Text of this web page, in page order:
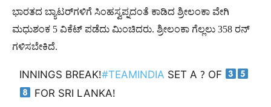
ಭಾರತದ ಬ್ಯಾಟರ್​ಗಳಿಗೆ ಸಿಂಹಸ್ವಪ್ನದಂತೆ ಕಾಡಿದ ಶ್ರೀಲಂಕಾ ವೇಗಿ
ಮಧುಶಂಕ 5 ವಿಕೆಟ್ ಪಡೆದು ಮಿಂಚಿದರು. ಶ್ರೀಲಂಕಾ ಗೆಲ್ಲಲು 358 ರನ್​
ಗಳಿಸಬೇಕಿದೆ.
INNINGS BREAK!#TEAMINDIA SET A ? OF
FOR SRI LANKA!